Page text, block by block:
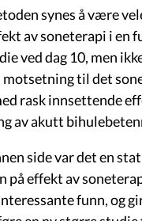
synes å være
av soneterapi i en
ved dag 10, men
motsetning til det
rask innsettende
av akutt
side var det en
på effekt av
funn, og